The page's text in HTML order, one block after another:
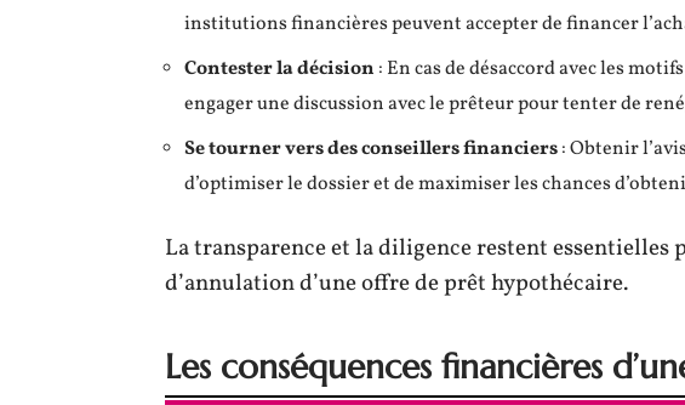
institutions financières peuvent accepter de financer
Contester la décision : En cas de désaccord avec les
engager une discussion avec le prêteur pour tenter de
Se tourner vers des conseillers financiers: Obtenir
d’optimiser le dossier et de maximiser les chances
La transparence et la diligence restent
d’annulation d’une offre de prêt hypothécaire.
Les conséquences financières